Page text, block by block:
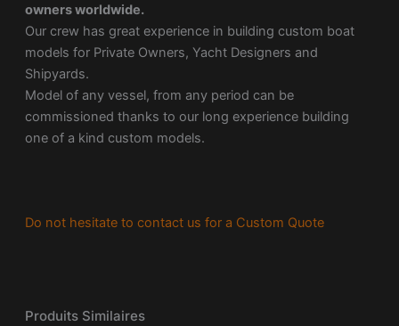
owners worldwide.
Our crew has great experience in building custom boat
models for Private Owners, Yacht Designers and
Shipyards.
Model of any vessel, from any period can be
commissioned thanks to our long experience building
one of a kind custom models.
Do not hesitate to contact us for a Custom Quote
Produits Similaires